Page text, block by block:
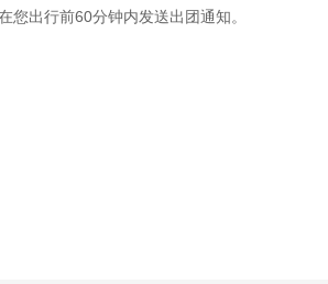
出行前60分钟内发送出团通知。